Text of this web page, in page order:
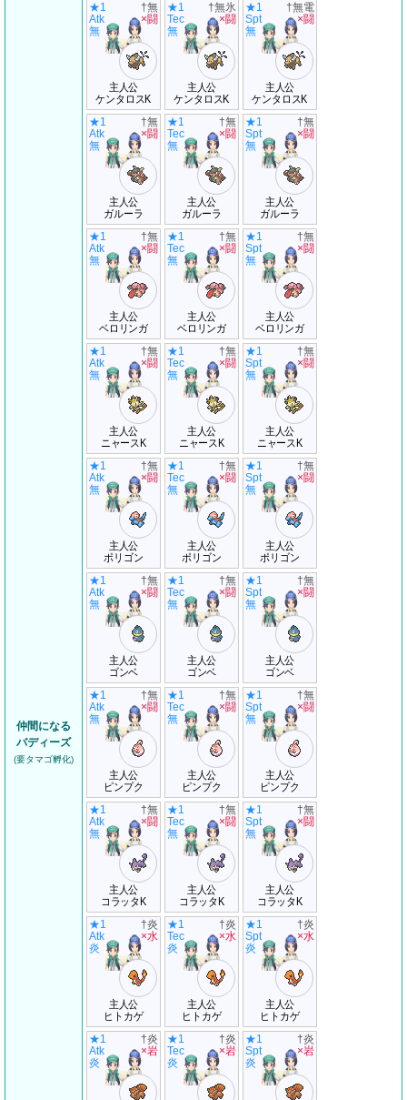
仲間になる
バディーズ
(要タマゴ孵化)
★1
Atk
無
主人公
ケンタロスK
†無
×闘
★1
Tec
無
主人公
ケンタロスK
†無氷
×闘
★1
Spt
無
主人公
ケンタロスK
†無電
×闘
★1
Atk
無
主人公
ガルーラ
†無
×闘
★1
Tec
無
主人公
ガルーラ
†無
×闘
★1
Spt
無
主人公
ガルーラ
†無
×闘
★1
Atk
無
主人公
ベロリンガ
†無
×闘
★1
Tec
無
主人公
ベロリンガ
†無
×闘
★1
Spt
無
主人公
ベロリンガ
†無
×闘
★1
Atk
無
主人公
ニャースK
†無
×闘
★1
Tec
無
主人公
ニャースK
†無
×闘
★1
Spt
無
主人公
ニャースK
†無
×闘
★1
Atk
無
主人公
ポリゴン
†無
×闘
★1
Tec
無
主人公
ポリゴン
†無
×闘
★1
Spt
無
主人公
ポリゴン
†無
×闘
★1
Atk
無
主人公
ゴンベ
†無
×闘
★1
Tec
無
主人公
ゴンベ
†無
×闘
★1
Spt
無
主人公
ゴンベ
†無
×闘
★1
Atk
無
主人公
ピンプク
†無
×闘
★1
Tec
無
主人公
ピンプク
†無
×闘
★1
Spt
無
主人公
ピンプク
†無
×闘
★1
Atk
無
主人公
コラッタK
†無
×闘
★1
Tec
無
主人公
コラッタK
†無
×闘
★1
Spt
無
主人公
コラッタK
†無
×闘
★1
Atk
炎
主人公
ヒトカゲ
†炎
×水
★1
Tec
炎
主人公
ヒトカゲ
†炎
×水
★1
Spt
炎
主人公
ヒトカゲ
†炎
×水
★1
Atk
炎
†炎
×岩
★1
Tec
炎
†炎
×岩
★1
Spt
炎
†炎
×岩